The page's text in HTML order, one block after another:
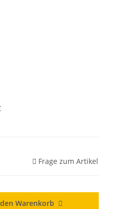
Frage zum Artikel
Warenkorb